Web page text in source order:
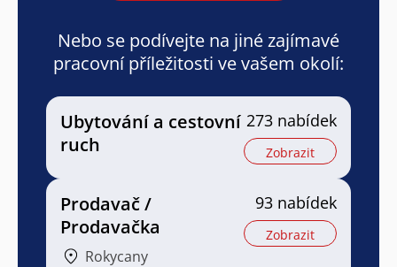
Nebo se podívejte na jiné zajímavé
pracovní příležitosti ve vašem okolí:
Ubytování a cestovní
ruch
273 nabídek
Zobrazit
Prodavač /
Prodavačka
Rokycany
93 nabídek
Zobrazit